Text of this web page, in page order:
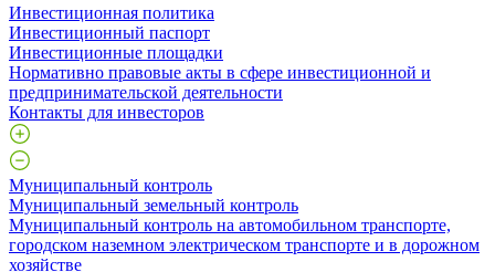
Инвестиционная политика
Инвестиционный паспорт
Инвестиционные площадки
Нормативно правовые акты в сфере инвестиционной и
предпринимательской деятельности
Контакты для инвесторов
Муниципальный контроль
Муниципальный земельный контроль
Муниципальный контроль на автомобильном транспорте,
городском наземном электрическом транспорте и в дорожном
хозяйстве